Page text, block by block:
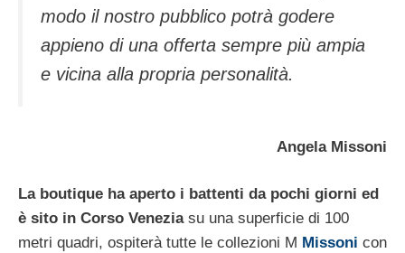
modo il nostro pubblico potrà godere
appieno di una offerta sempre più ampia
e vicina alla propria personalità.
Angela Missoni
La boutique ha aperto i battenti da pochi giorni ed
è sito in Corso Veneziasu una superficie di 100
metri quadri, ospiterà tutte le collezioni M Missoni con